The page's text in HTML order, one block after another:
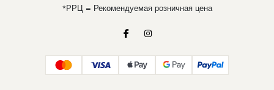
*РРЦ = Рекомендуемая розничная цена